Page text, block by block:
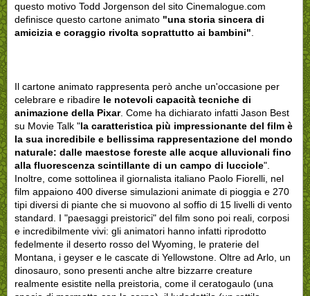
questo motivo Todd Jorgenson del sito Cinemalogue.com
definisce questo cartone animato "una storia sincera di
amicizia e coraggio rivolta soprattutto ai bambini"
Il cartone animato rappresenta però anche un'occasione per
celebrare e ribadire le notevoli capacità tecniche di
animazione della Pixar. Come ha dichiarato infatti Jason Best
su Movie Talk "la caratteristica più impressionante del film è
la sua incredibile e bellissima rappresentazione del mondo
naturale: dalle maestose foreste alle acque alluvionali fino
alla fluorescenza scintillante di un campo di lucciole".
Inoltre, come sottolinea il giornalista italiano Paolo Fiorelli, nel
film appaiono 400 diverse simulazioni animate di pioggia e 270
tipi diversi di piante che si muovono al soffio di 15 livelli di vento
standard. I "paesaggi preistorici" del film sono poi reali, corposi
e incredibilmente vivi: gli animatori hanno infatti riprodotto
fedelmente il deserto rosso del Wyoming, le praterie del
Montana, i geyser e le cascate di Yellowstone. Oltre ad Arlo, un
dinosauro, sono presenti anche altre bizzarre creature
realmente esistite nella preistoria, come il ceratogaulo (una